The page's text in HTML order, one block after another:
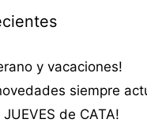
y vacaciones!
siempre
de CATA!